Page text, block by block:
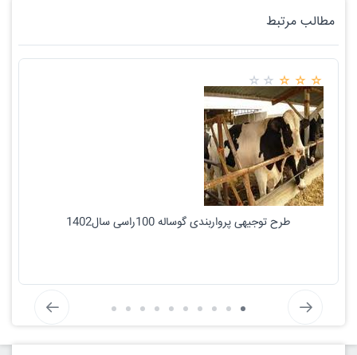
مطالب مرتبط
طرح توجیهی پرواربندی گوساله 100راسی سال1402